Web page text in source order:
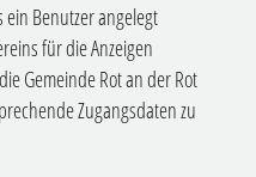
ein Benutzer angelegt
für die Anzeigen
Gemeinde Rot an der Rot
Zugangsdaten zu